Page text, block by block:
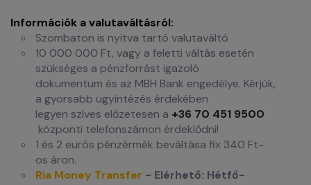
Információk a valutaváltásról:
Szombaton is nyitva tartó valutaváltó
10 000 000 Ft, vagy a feletti váltás esetén
szükséges a pénzforrást igazoló
dokumentum és az MBH Bank engedélye. Kérjük,
a gyorsabb ügyintézés érdekében
legyen szíves előzetesen a +36 70 451 9500
központi telefonszámon érdeklődni!
1 és 2 eurós pénzérmék beváltása fix 340 Ft-
os áron.
Ria Money Transfer - Elérhető: Hétfő-